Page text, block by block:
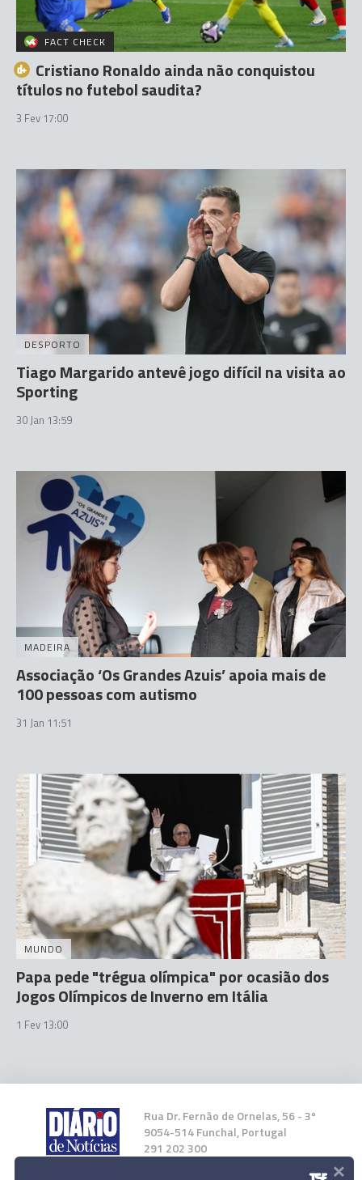
FACT CHECK
Cristiano Ronaldo ainda não conquistou
títulos no futebol saudita?
3 Fev 17:00
DESPORTO
Tiago Margarido antevê jogo difícil na visita ao
Sporting
30 Jan 13:59
MADEIRA
Associação ‘Os Grandes Azuis’ apoia mais de
100 pessoas com autismo
31 Jan 11:51
MUNDO
Papa pede "trégua olímpica" por ocasião dos
Jogos Olímpicos de Inverno em Itália
1 Fev 13:00
Rua Dr. Fernão de Ornelas, 56 - 3º
9054-514 Funchal, Portugal
291 202 300
×